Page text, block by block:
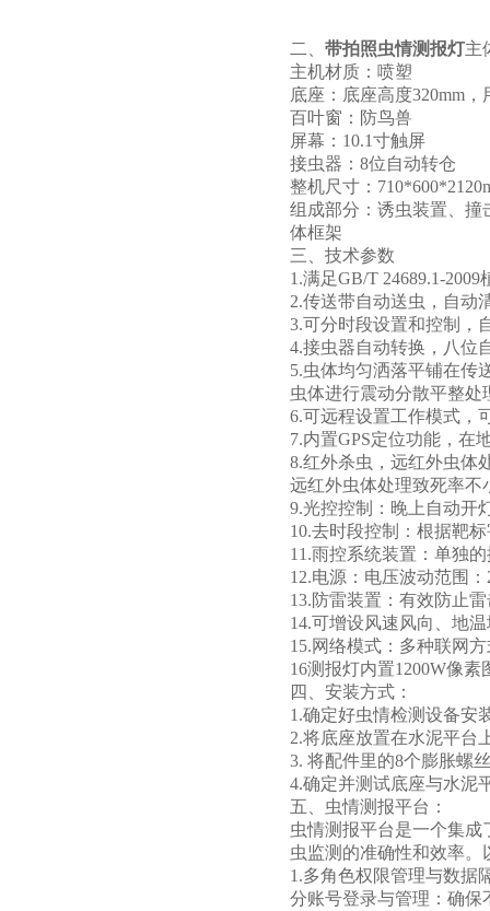
二、 带拍照虫情测报灯主
主机材质：喷塑
底座：底座高度320mm
百叶窗：防鸟兽
屏幕：10.1寸触屏
接虫器：8位自动转仓
整机尺寸：
组成部分：诱虫装置、撞
体框架
三、技术参数
1.满足GB/T 24689.1-
2.传送带自动送虫，自动
3.可分时段设置和控制，
4.接虫器自动转换，八位
5.虫体均匀洒落平铺在传
虫体进行震动分散平整
6.可远程设置工作模式，
7.内置GPS定位功能，在
8.红外杀虫，远红外虫体
远红外虫体处理致死率不
9.光控控制：晚上自动开
10.去时段控制：根据靶
11.雨控系统装置：单独
12.电源：电压波动范围
13.防雷装置：有效防止
14.可增设风速风向、地
15.网络模式：多种联网
16测报灯内置1200W像
四、安装方式：
1.确定好虫情检测设备安
2.将底座放置在水泥平台
3. 将配件里的8个膨胀螺
4.确定并测试底座与水泥
五、虫情测报平台：
虫情测报平台是一个集
虫监测的准确性和效率
1.多角色权限管理与数据
分账号登录与管理：确保